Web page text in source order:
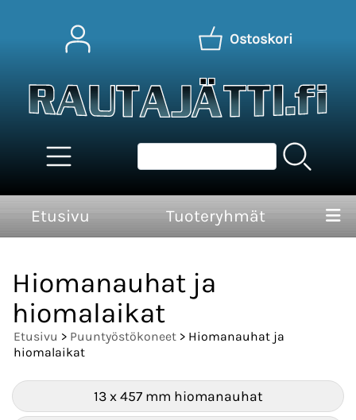
Ostoskori
Etusivu Tuoteryhmät
Hiomanauhat ja
hiomalaikat
Etusivu > Puuntyöstökoneet > Hiomanauhat ja
hiomalaikat
13 x 457 mm hiomanauhat